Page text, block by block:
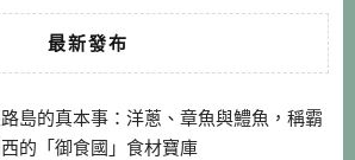
最新發布
島的真本事：洋蔥、章魚與鱧魚，稱霸
西的「御食國」食材寶庫